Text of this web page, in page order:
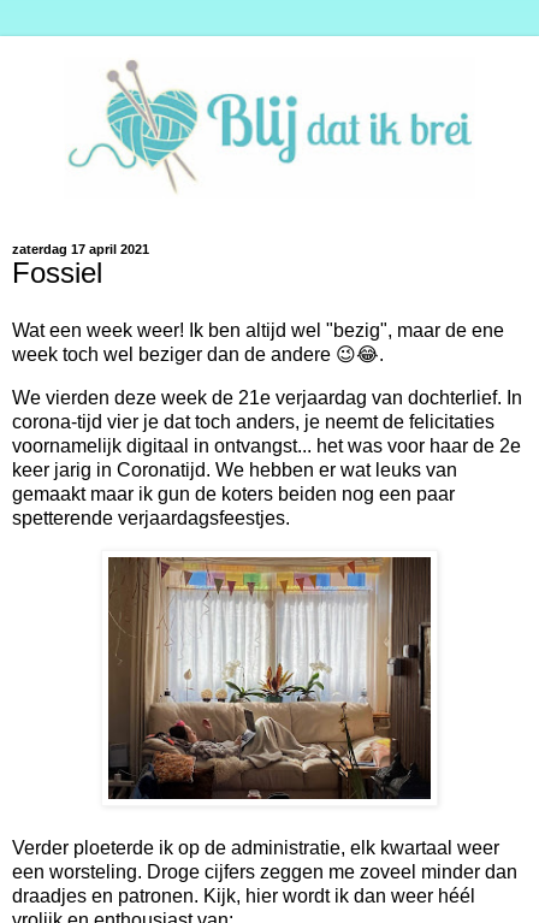
zaterdag 17 april 2021
Fossiel
Wat een week weer! Ik ben altijd wel "bezig", maar de ene
week toch wel beziger dan de andere 😉😂.
We vierden deze week de 21e verjaardag van dochterlief. In
corona-tijd vier je dat toch anders, je neemt de felicitaties
voornamelijk digitaal in ontvangst... het was voor haar de 2e
keer jarig in Coronatijd. We hebben er wat leuks van
gemaakt maar ik gun de koters beiden nog een paar
spetterende verjaardagsfeestjes.
Verder ploeterde ik op de administratie, elk kwartaal weer
een worsteling. Droge cijfers zeggen me zoveel minder dan
draadjes en patronen. Kijk, hier wordt ik dan weer héél